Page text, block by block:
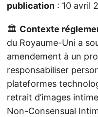
publication : 10 avril
🏛️ Contexte
du Royaume-Uni a
amendement à un
responsabiliser
plateformes
retrait d’images
Non-Consensual